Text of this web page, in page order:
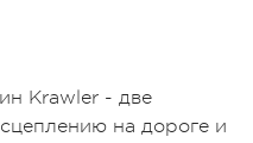
Krawler - две
на дороге и